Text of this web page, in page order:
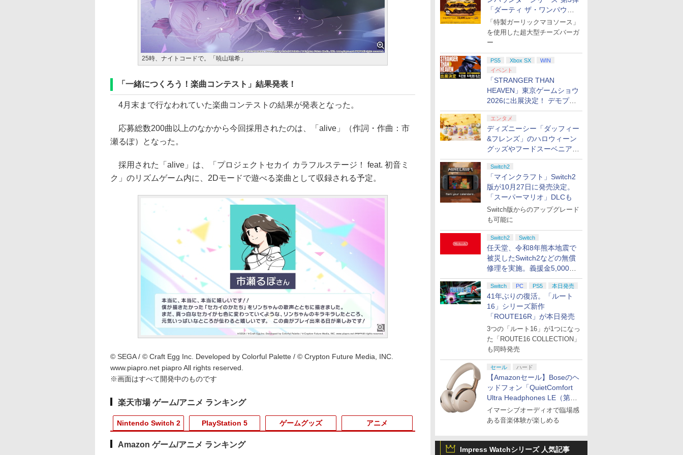
「ダーティ ザ・ワンパウン
ダー」を8月7日発売
「特製ガーリックマヨソース」
を使用した超大型チーズバーガ
ー
PS5 Xbox SX
WIN
イベント
「STRANGER THAN
HEAVEN」東京ゲームショウ
2026に出展決定！ デモプレ
イや体験型展示も
エンタメ
ディズニーシー「ダッフィー
&フレンズ」のハロウィーン
グッズやフードスーベニアが
8月25日より発売
Switch2
「マインクラフト」Switch2
版が10月27日に発売決定。
「スーパーマリオ」DLCも
Switch版からのアップグレード
も可能に
Switch2 Switch
任天堂、令和8年熊本地震で
被災したSwitch2などの無償
修理を実施。義援金5,000万
円の寄付も発表
Switch PC PS5 本日発売
41年ぶりの復活。「ルート
16」シリーズ新作
「ROUTE16R」が本日発売
3つの「ルート16」が1つになっ
た「ROUTE16 COLLECTION」
も同時発売
セール ハード
【Amazonセール】Boseのヘ
ッドフォン「QuietComfort
Ultra Headphones LE（第2
世代）」などお買い得価格で
登場
イマーシブオーディオで臨場感
ある音楽体験が楽しめる
Impress Watchシリーズ 人気記事
25時、ナイトコードで。「暁山瑞希」
「一緒につくろう！楽曲コンテスト」結果発表！
4月末まで行なわれていた楽曲コンテストの結果が発表となった。
応募総数200曲以上のなかから今回採用されたのは、「alive」（作詞・作曲：市
瀬るぽ）となった。
採用された「alive」は、「プロジェクトセカイ カラフルステージ！ feat. 初音ミ
ク」のリズムゲーム内に、2Dモードで遊べる楽曲として収録される予定。
© SEGA / © Craft Egg Inc. Developed by Colorful Palette / © Crypton Future Media, INC.
www.piapro.net piapro All rights reserved.
※画面はすべて開発中のものです
楽天市場 ゲーム/アニメ ランキング
Nintendo Switch 2 PlayStation 5 ゲームグッズ アニメ
Amazon ゲーム/アニメ ランキング